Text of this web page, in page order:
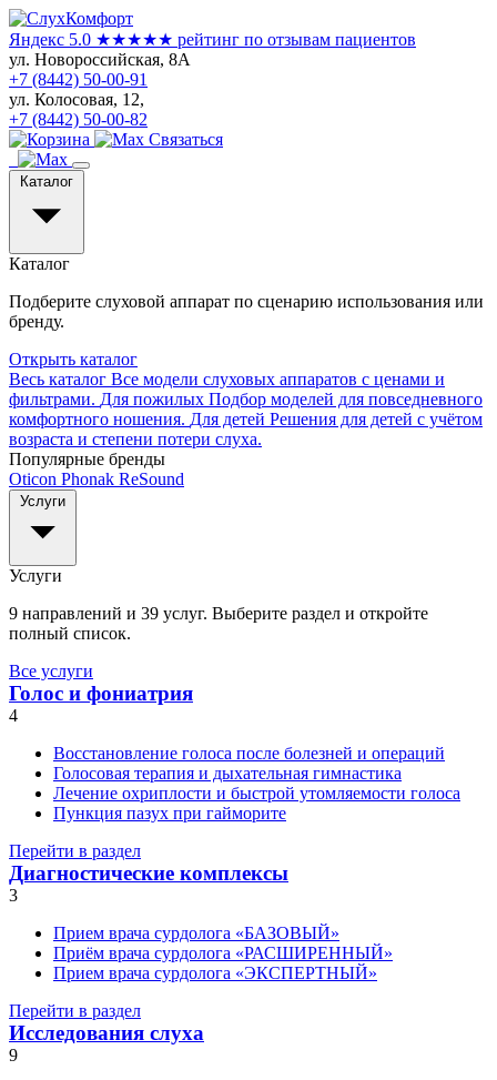
Яндекс 5.0 ★★★★★ рейтинг по отзывам пациентов
ул. Новороссийская, 8А
+7 (8442) 50-00-91
ул. Колосовая, 12,
+7 (8442) 50-00-82
Связаться
Каталог
Каталог
Подберите слуховой аппарат по сценарию использования или
бренду.
Открыть каталог
Весь каталог Все модели слуховых аппаратов с ценами и
фильтрами. Для пожилых Подбор моделей для повседневного
комфортного ношения. Для детей Решения для детей с учётом
возраста и степени потери слуха.
Популярные бренды
Oticon Phonak ReSound
Услуги
Услуги
9 направлений и 39 услуг. Выберите раздел и откройте
полный список.
Все услуги
Голос и фониатрия
4
Восстановление голоса после болезней и операций
Голосовая терапия и дыхательная гимнастика
Лечение охриплости и быстрой утомляемости голоса
Пункция пазух при гайморите
Перейти в раздел
Диагностические комплексы
3
Прием врача сурдолога «БАЗОВЫЙ»
Приём врача сурдолога «РАСШИРЕННЫЙ»
Прием врача сурдолога «ЭКСПЕРТНЫЙ»
Перейти в раздел
Исследования слуха
9